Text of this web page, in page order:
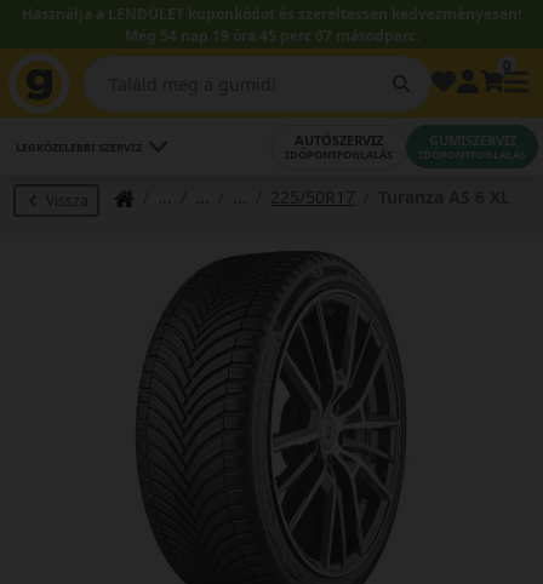
Használja a LENDÜLET kuponkódot és szereltessen kedvezményesen!
Még 54 nap 19 óra 45 perc 06 másodperc.
LEGKÖZELEBBI SZERVIZ AUTÓSZERVIZ
IDŐPONTFOGLALÁS
GUMISZERVIZ
IDŐPONTFOGLALÁS
Vissza 225/50R17